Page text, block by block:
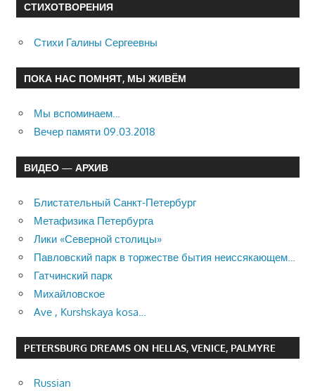
СТИХОТВОРЕНИЯ
Стихи Галины Сергеевны
ПОКА НАС ПОМНЯТ, МЫ ЖИВЁМ
Мы вспоминаем…
Вечер памяти 09.03.2018
ВИДЕО — АРХИВ
Блистательный Санкт-Петербург
Метафизика Петербурга
Лики «Северной столицы»
Павловский парк в торжестве бытия неиссякающем…
Гатчинский парк
Михайловское
Ave , Kurshskaya kosa…
PETERSBURG DREAMS ON HELLAS, VENICE, PALMYRE
Russian